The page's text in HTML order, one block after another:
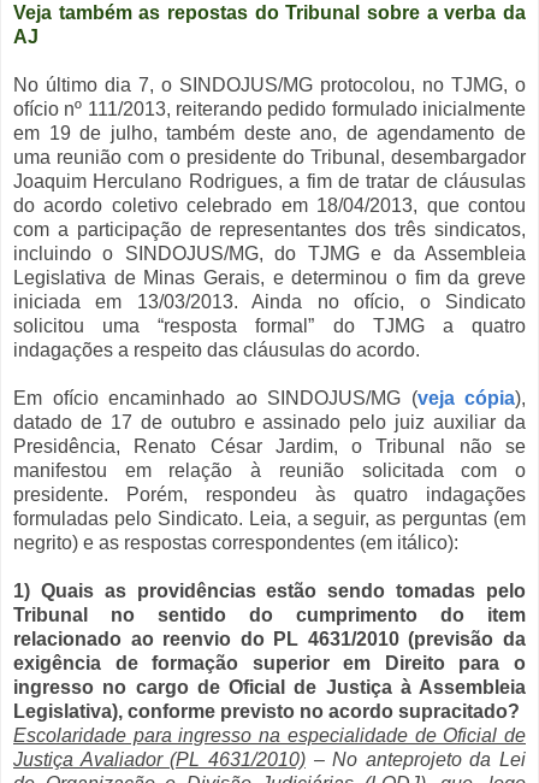
Veja também as repostas do Tribunal sobre a verba da
AJ
No último dia 7, o SINDOJUS/MG protocolou, no TJMG, o
ofício nº 111/2013, reiterando pedido formulado inicialmente
em 19 de julho, também deste ano, de agendamento de
uma reunião com o presidente do Tribunal, desembargador
Joaquim Herculano Rodrigues, a fim de tratar de cláusulas
do acordo coletivo celebrado em 18/04/2013, que contou
com a participação de representantes dos três sindicatos,
incluindo o SINDOJUS/MG, do TJMG e da Assembleia
Legislativa de Minas Gerais, e determinou o fim da greve
iniciada em 13/03/2013. Ainda no ofício, o Sindicato
solicitou uma “resposta formal” do TJMG a quatro
indagações a respeito das cláusulas do acordo.
Em ofício encaminhado ao SINDOJUS/MG (veja cópia),
datado de 17 de outubro e assinado pelo juiz auxiliar da
Presidência, Renato César Jardim, o Tribunal não se
manifestou em relação à reunião solicitada com o
presidente. Porém, respondeu às quatro indagações
formuladas pelo Sindicato. Leia, a seguir, as perguntas (em
negrito) e as respostas correspondentes (em itálico):
1) Quais as providências estão sendo tomadas pelo
Tribunal no sentido do cumprimento do item
relacionado ao reenvio do PL 4631/2010 (previsão da
exigência de formação superior em Direito para o
ingresso no cargo de Oficial de Justiça à Assembleia
Legislativa), conforme previsto no acordo supracitado?
Escolaridade para ingresso na especialidade de Oficial de
Justiça Avaliador (PL 4631/2010)– No anteprojeto da Lei